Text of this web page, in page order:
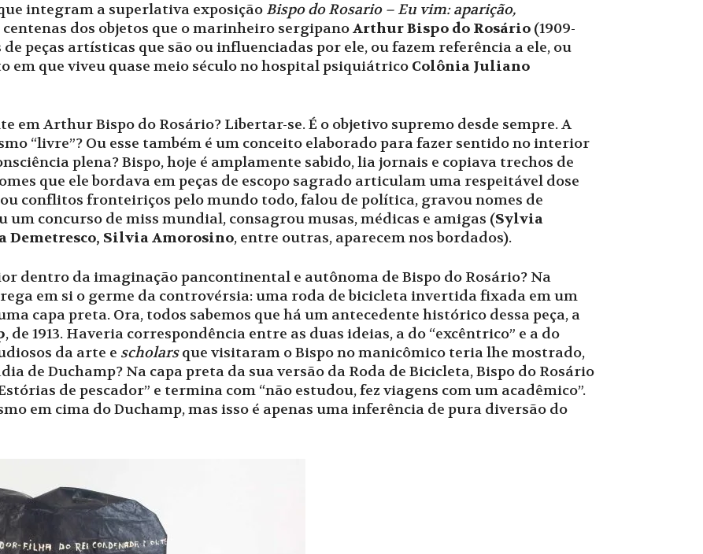
integram a superlativa exposição Bispo do Rosario – Eu vim: aparição,
centenas dos objetos que o marinheiro sergipanoArthur Bispo do Rosário (1909-
peças artísticas que são ou influenciadas por ele, ou fazem referência a ele, ou
em que viveu quase meio século no hospital psiquiátrico Colônia Juliano
em Arthur Bispo do Rosário? Libertar-se. É o objetivo supremo desde sempre. A
“livre”? Ou esse também é um conceito elaborado para fazer sentido no interior
plena? Bispo, hoje é amplamente sabido, lia jornais e copiava trechos de
que ele bordava em peças de escopo sagrado articulam uma respeitável dose
conflitos fronteiriços pelo mundo todo, falou de política, gravou nomes de
um concurso de miss mundial, consagrou musas, médicas e amigas (Sylvia
Demetresco, Silvia Amorosino, entre outras, aparecem nos bordados).
dentro da imaginação pancontinental e autônoma de Bispo do Rosário? Na
em si o germe da controvérsia: uma roda de bicicleta invertida fixada em um
capa preta. Ora, todos sabemos que há um antecedente histórico dessa peça, a
, de 1913. Haveria correspondência entre as duas ideias, a do “excêntrico” e a do
da arte e scholarsque visitaram o Bispo no manicômico teria lhe mostrado,
de Duchamp? Na capa preta da sua versão da Roda de Bicicleta, Bispo do Rosário
de pescador” e termina com “não estudou, fez viagens com um acadêmico”.
em cima do Duchamp, mas isso é apenas uma inferência de pura diversão do